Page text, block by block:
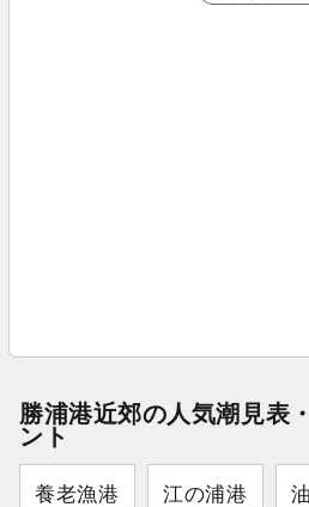
勝浦港近郊の人気潮見表
ント
養老漁港 江の浦港